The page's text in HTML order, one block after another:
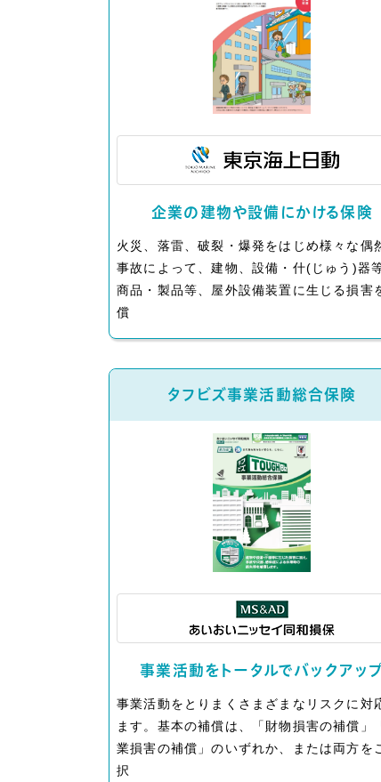
企業の建物や設備にかける保険
火災、落雷、破裂・爆発をはじめ様々な偶
事故によって、建物、設備・什(じゅう)器等
商品・製品等、屋外設備装置に生じる損害
償
タフビズ事業活動総合保険
事業活動をトータルでバックアッ
事業活動をとりまくさまざまなリスクに対
ます。基本の補償は、「財物損害の補償」
業損害の補償」のいずれか、または両方を
択